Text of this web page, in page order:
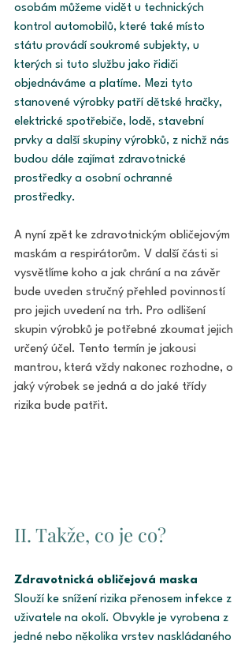
osobám můžeme vidět u technických
kontrol automobilů, které také místo
státu provádí soukromé subjekty, u
kterých si tuto službu jako řidiči
objednáváme a platíme. Mezi tyto
stanovené výrobky patří dětské hračky,
elektrické spotřebiče, lodě, stavební
prvky a další skupiny výrobků, z nichž nás
budou dále zajímat zdravotnické
prostředky a osobní ochranné
prostředky.
A nyní zpět ke zdravotnickým obličejovým
maskám a respirátorům. V další části si
vysvětlíme koho a jak chrání a na závěr
bude uveden stručný přehled povinností
pro jejich uvedení na trh. Pro odlišení
skupin výrobků je potřebné zkoumat jejich
určený účel. Tento termín je jakousi
mantrou, která vždy nakonec rozhodne, o
jaký výrobek se jedná a do jaké třídy
rizika bude patřit.
II. Takže, co je co?
Zdravotnická obličejová maska
Slouží ke snížení rizika přenosem infekce z
uživatele na okolí. Obvykle je vyrobena z
jedné nebo několika vrstev naskládaného